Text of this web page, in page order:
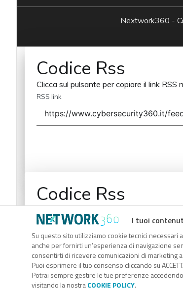
I tuoi
Su questo sito utilizziamo cookie tecnici necessari
anche per fornirti un’esperienza di navigazione
consentirti di ricevere comunicazioni di marketing
Puoi esprimere il tuo consenso cliccando su
Potrai sempre gestire le tue preferenze
visitando la nostraCOOKIE POLICY.
Nextwork360 -
Codice Rss
Clicca sul pulsante per copiare il link RSS
RSS link
Codice Rss
RSS link